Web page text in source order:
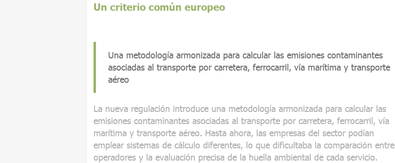
Un criterio común europeo
Una metodología armonizada para calcular las emisiones contaminantes
asociadas al transporte por carretera, ferrocarril, vía marítima y transporte
aéreo
La nueva regulación introduce una metodología armonizada para calcular las
emisiones contaminantes asociadas al transporte por carretera, ferrocarril, vía
marítima y transporte aéreo. Hasta ahora, las empresas del sector podían
emplear sistemas de cálculo diferentes, lo que dificultaba la comparación entre
operadores y la evaluación precisa de la huella ambiental de cada servicio.